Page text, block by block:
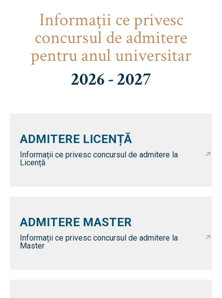
Informaţii ce privesc
concursul de admitere
pentru anul universitar
2026 - 2027
ADMITERE LICENȚĂ
Informații ce privesc concursul de admitere la
Licență
ADMITERE MASTER
Informații ce privesc concursul de admitere la
Master